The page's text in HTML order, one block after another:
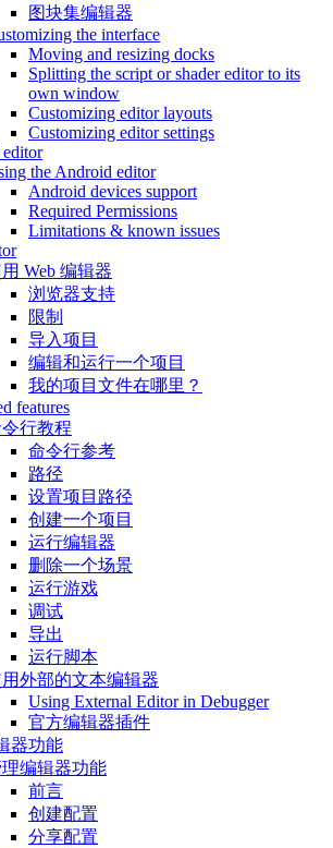
图块集编辑器
the interface
Moving and resizing docks
Splitting the script or shader editor to its
own window
Customizing editor layouts
Customizing editor settings
the Android editor
Android devices support
Required Permissions
Limitations & known issues
Web 编辑器
浏览器支持
限制
导入项目
编辑和运行一个项目
我的项目文件在哪里？
features
行教程
命令行参考
路径
设置项目路径
创建一个项目
运行编辑器
删除一个场景
运行游戏
调试
导出
运行脚本
外部的文本编辑器
Using External Editor in Debugger
官方编辑器插件
器功能
编辑器功能
前言
创建配置
分享配置